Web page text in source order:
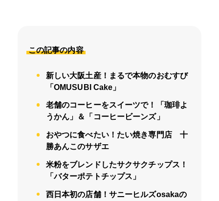
この記事の内容
新しい大阪土産！まるで本物のおむすび
「OMUSUBI Cake」
老舗のコーヒーをスイーツで！「珈琲よ
うかん」＆「コーヒービーンズ」
おやつに食べたい！たい焼き専門店 十
勝あんこのサザエ
米粉をブレンドしたサクサクチップス！
「バターポテトチップス」
西日本初の店舗！サニーヒルズosakaの